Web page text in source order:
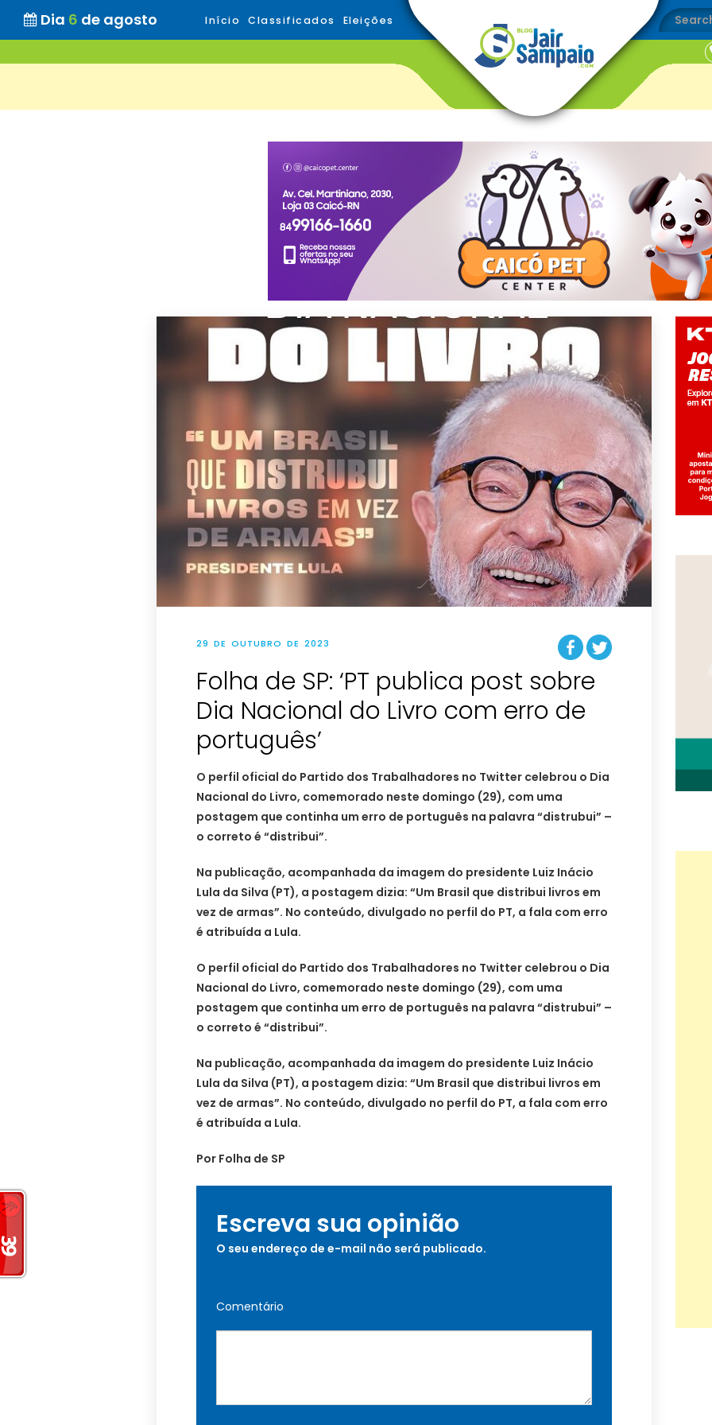
Dia 6 de agosto Início Classificados Eleições
29 DE OUTUBRO DE 2023
Folha de SP: ‘PT publica post sobre
Dia Nacional do Livro com erro de
português’
O perfil oficial do Partido dos Trabalhadores no Twitter celebrou o Dia
Nacional do Livro, comemorado neste domingo (29), com uma
postagem que continha um erro de português na palavra “distrubui” –
o correto é “distribui”.
Na publicação, acompanhada da imagem do presidente Luiz Inácio
Lula da Silva (PT), a postagem dizia: “Um Brasil que distribui livros em
vez de armas”. No conteúdo, divulgado no perfil do PT, a fala com erro
é atribuída a Lula.
O perfil oficial do Partido dos Trabalhadores no Twitter celebrou o Dia
Nacional do Livro, comemorado neste domingo (29), com uma
postagem que continha um erro de português na palavra “distrubui” –
o correto é “distribui”.
Na publicação, acompanhada da imagem do presidente Luiz Inácio
Lula da Silva (PT), a postagem dizia: “Um Brasil que distribui livros em
vez de armas”. No conteúdo, divulgado no perfil do PT, a fala com erro
é atribuída a Lula.
Por Folha de SP
Escreva sua opinião
O seu endereço de e-mail não será publicado.
Comentário